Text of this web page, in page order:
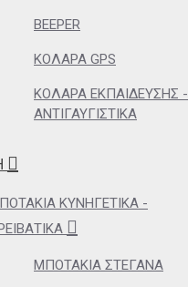
BEEPER
ΚΟΛΆΡΑ GPS
ΚΟΛΆΡΑ ΕΚΠΑΊΔΕΥΣΗΣ -
ΑΝΤΙΓΑΥΓΙΣΤΙΚΆ
ΚΥΝΗΓΕΤΙΚΆ -
ΜΠΟΤΆΚΙΑ ΣΤΕΓΑΝΆ